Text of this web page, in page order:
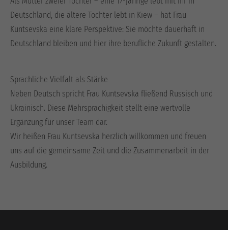
Deutschland, die ältere Tochter lebt in Kiew – hat Frau
Kuntsevska eine klare Perspektive: Sie möchte dauerhaft in
Deutschland bleiben und hier ihre berufliche Zukunft gestalten.
Sprachliche Vielfalt als Stärke
Neben Deutsch spricht Frau Kuntsevska fließend Russisch und
Ukrainisch. Diese Mehrsprachigkeit stellt eine wertvolle
Ergänzung für unser Team dar.
Wir heißen Frau Kuntsevska herzlich willkommen und freuen
uns auf die gemeinsame Zeit und die Zusammenarbeit in der
Ausbildung.